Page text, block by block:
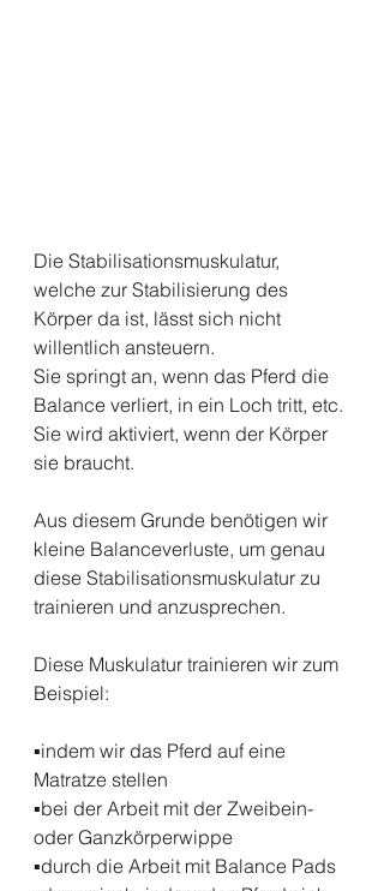
Die Stabilisationsmuskulatur,
welche zur Stabilisierung des
Körper da ist, lässt sich nicht
willentlich ansteuern.
Sie springt an, wenn das Pferd die
Balance verliert, in ein Loch tritt, etc.
Sie wird aktiviert, wenn der Körper
sie braucht.
Aus diesem Grunde benötigen wir
kleine Balanceverluste, um genau
diese Stabilisationsmuskulatur zu
trainieren und anzusprechen.
Diese Muskulatur trainieren wir zum
Beispiel:
▪️indem wir das Pferd auf eine
Matratze stellen
▪️bei der Arbeit mit der Zweibein-
oder Ganzkörperwippe
▪️durch die Arbeit mit Balance Pads